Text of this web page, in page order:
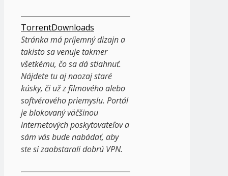
TorrentDownloads
Stránka má príjemný dizajn a
takisto sa venuje takmer
všetkému, čo sa dá stiahnuť.
Nájdete tu aj naozaj staré
kúsky, či už z filmového alebo
softvérového priemyslu. Portál
je blokovaný väčšinou
internetových poskytovateľov a
sám vás bude nabádať, aby
ste si zaobstarali dobrú VPN.